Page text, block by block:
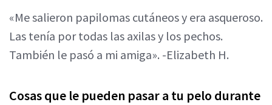
«Me salieron papilomas cutáneos y era asqueroso.
Las tenía por todas las axilas y los pechos.
También le pasó a mi amiga». -Elizabeth H.
Cosas que le pueden pasar a tu pelo durante